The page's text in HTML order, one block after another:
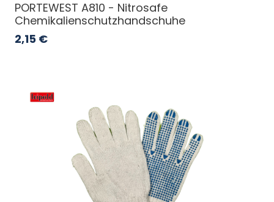
PORTEWEST A810 - Nitrosafe
Chemikalienschutzhandschuhe
2,15 €